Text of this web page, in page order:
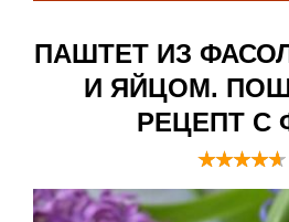
ПАШТЕТ ИЗ
И ЯЙЦОМ.
РЕЦЕПТ С